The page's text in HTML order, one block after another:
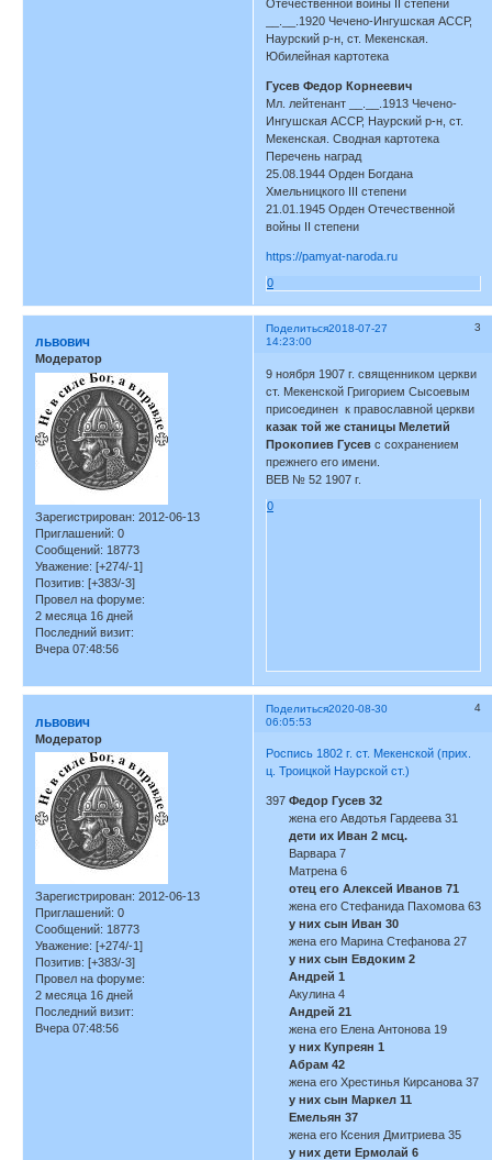
Отечественной войны II степени
__.__.1920 Чечено-Ингушская АССР,
Наурский р-н, ст. Мекенская.
Юбилейная картотека
Гусев Федор Корнеевич
Мл. лейтенант __.__.1913 Чечено-
Ингушская АССР, Наурский р-н, ст.
Мекенская. Сводная картотека
Перечень наград
25.08.1944 Орден Богдана
Хмельницкого III степени
21.01.1945 Орден Отечественной
войны II степени
https://pamyat-naroda.ru
0
Поделиться 3
2018-07-27
14:23:00
львович
Модератор
Зарегистрирован: 2012-06-13
Приглашений: 0
Сообщений: 18773
Уважение: [+274/-1]
Позитив: [+383/-3]
Провел на форуме:
2 месяца 16 дней
Последний визит:
Вчера 07:48:56
9 ноября 1907 г. священником церкви
ст. Мекенской Григорием Сысоевым
присоединен к православной церкви
казак той же станицы Мелетий
Прокопиев Гусев с сохранением
прежнего его имени.
ВЕВ № 52 1907 г.
0
Поделиться 4
2020-08-30
06:05:53
львович
Модератор
Зарегистрирован: 2012-06-13
Приглашений: 0
Сообщений: 18773
Уважение: [+274/-1]
Позитив: [+383/-3]
Провел на форуме:
2 месяца 16 дней
Последний визит:
Вчера 07:48:56
Роспись 1802 г. ст. Мекенской (прих.
ц. Троицкой Наурской ст.)
397Федор Гусев 32
жена его Авдотья Гардеева 31
дети их Иван 2 мсц.
Варвара 7
Матрена 6
отец его Алексей Иванов 71
жена его Стефанида Пахомова 63
у них сын Иван 30
жена его Марина Стефанова 27
у них сын Евдоким 2
Андрей 1
Акулина 4
Андрей 21
жена его Елена Антонова 19
у них Купреян 1
Абрам 42
жена его Хрестинья Кирсанова 37
у них сын Маркел 11
Емельян 37
жена его Ксения Дмитриева 35
у них дети Ермолай 6